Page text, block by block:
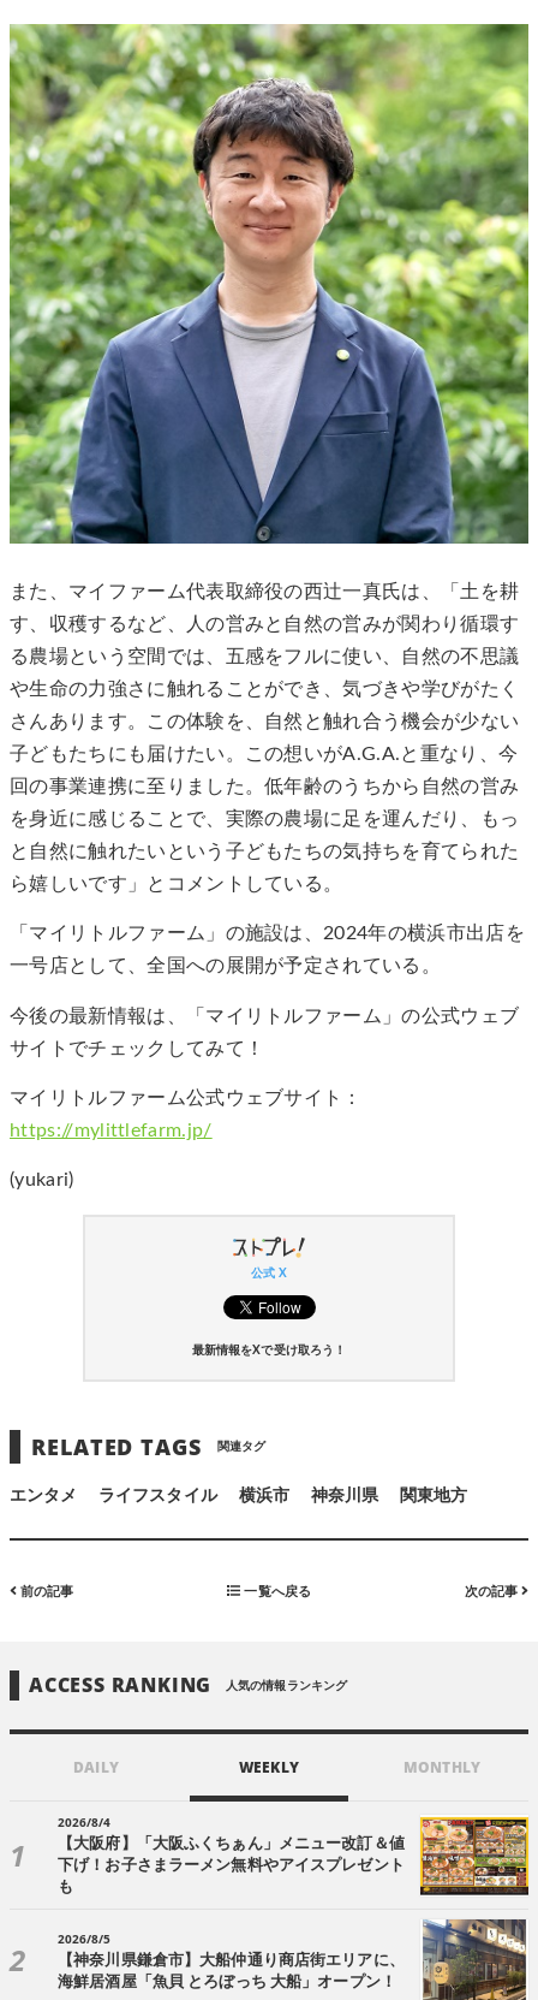
また、マイファーム代表取締役の西辻一真氏は、「土を耕
す、収穫するなど、人の営みと自然の営みが関わり循環す
る農場という空間では、五感をフルに使い、自然の不思議
や生命の力強さに触れることができ、気づきや学びがたく
さんあります。この体験を、自然と触れ合う機会が少ない
子どもたちにも届けたい。この想いがA.G.A.と重なり、今
回の事業連携に至りました。低年齢のうちから自然の営み
を身近に感じることで、実際の農場に足を運んだり、もっ
と自然に触れたいという子どもたちの気持ちを育てられた
ら嬉しいです」とコメントしている。
「マイリトルファーム」の施設は、2024年の横浜市出店を
一号店として、全国への展開が予定されている。
今後の最新情報は、「マイリトルファーム」の公式ウェブ
サイトでチェックしてみて！
マイリトルファーム公式ウェブサイト：
https://mylittlefarm.jp/
(yukari)
公式 X
最新情報をXで受け取ろう！
RELATED TAGS 関連タグ
エンタメ ライフスタイル 横浜市 神奈川県 関東地方
前の記事 一覧へ戻る 次の記事
ACCESS RANKING 人気の情報ランキング
DAILY WEEKLY MONTHLY
2026/8/4
【大阪府】「大阪ふくちぁん」メニュー改訂＆値
下げ！お子さまラーメン無料やアイスプレゼント
も
2026/8/5
【神奈川県鎌倉市】大船仲通り商店街エリアに、
海鮮居酒屋「魚貝 とろぼっち 大船」オープン！